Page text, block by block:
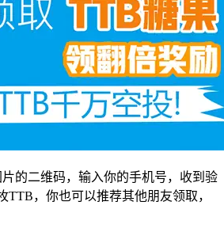
的二维码，输入你的手机号，收到验
TTB，你也可以推荐其他朋友领取，